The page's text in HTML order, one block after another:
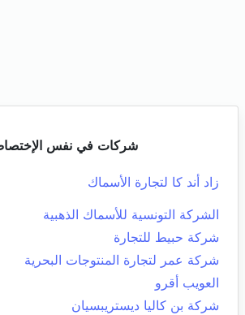
شركات في نفس
زاد أند كا لتجارة الأسماك
الشركة التونسية للأسماك الذهبية
شركة حبيط للتجارة
شركة عمر لتجارة المنتوجات البحرية
العويب أقرو
شركة بن كاليا ديستريبسيان